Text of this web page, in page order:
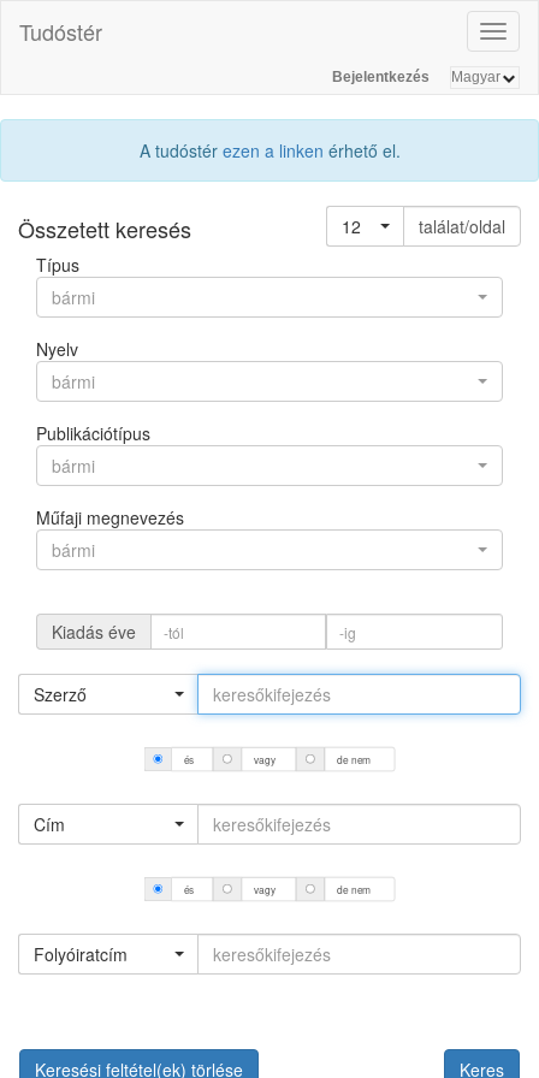
Tudóstér
Bejelentkezés
A tudóstér ezen a linken érhető el.
Összetett keresés 12
találat/oldal
Típus
bármi
Nyelv
bármi
Publikációtípus
bármi
Műfaji megnevezés
bármi
Kiadás éve
Szerző
és vagy de nem
Cím
és vagy de nem
Folyóiratcím
Keresési feltétel(ek) törlése